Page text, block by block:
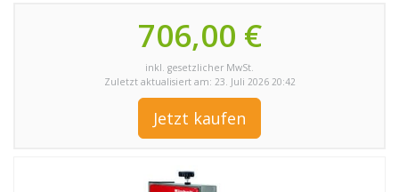
706,00 €
inkl. gesetzlicher MwSt.
Zuletzt aktualisiert am: 23. Juli 2026 20:42
Jetzt kaufen